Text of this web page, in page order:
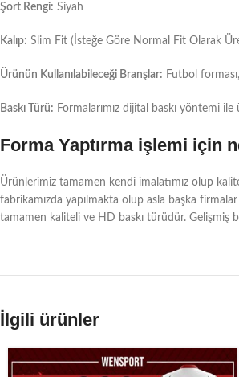
Şort Rengi: Siyah
Kalıp: Slim Fit (İsteğe Göre Normal Fit Olarak
Ürünün Kullanılabileceği Branşlar: Futbol
Baskı Türü: Formalarımız dijital baskı yöntemi
Forma Yaptırma işlemi için
Ürünlerimiz tamamen kendi imalatımız olup
fabrikamızda yapılmakta olup asla başka firmalar
tamamen kaliteli ve HD baskı türüdür. Gelişmiş
İlgili ürünler